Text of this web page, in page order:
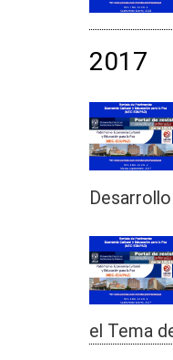
2017
el Tema